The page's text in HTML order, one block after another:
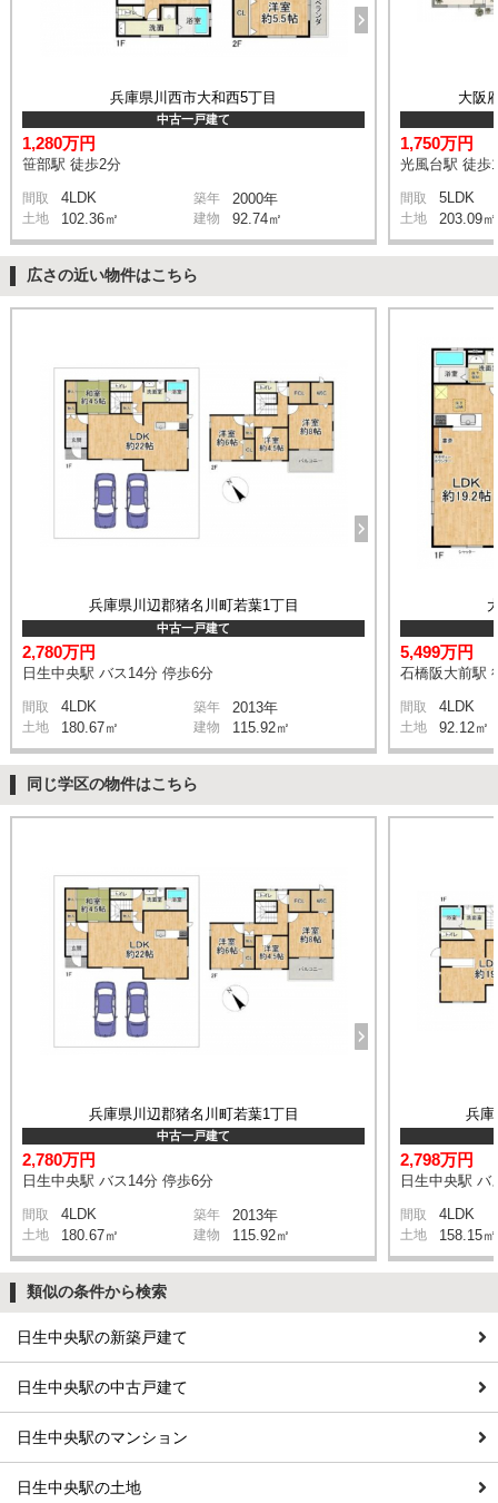
兵庫県川西市大和西5丁目
中古一戸建て
1,280万円
笹部駅 徒歩2分
間取 4LDK 築年 2000年
土地 102.36㎡ 建物 92.74㎡
大阪
1,750万円
光風台駅 徒歩
間取 5LDK
土地 203.09㎡
広さの近い物件はこちら
兵庫県川辺郡猪名川町若葉1丁目
中古一戸建て
2,780万円
日生中央駅 バス14分 停歩6分
間取 4LDK 築年 2013年
土地 180.67㎡ 建物 115.92㎡
5,499万円
石橋阪大前駅
間取 4LDK
土地 92.12㎡
同じ学区の物件はこちら
兵庫県川辺郡猪名川町若葉1丁目
中古一戸建て
2,780万円
日生中央駅 バス14分 停歩6分
間取 4LDK 築年 2013年
土地 180.67㎡ 建物 115.92㎡
兵庫
2,798万円
日生中央駅 バ
間取 4LDK
土地 158.15㎡
類似の条件から検索
日生中央駅の新築戸建て
日生中央駅の中古戸建て
日生中央駅のマンション
日生中央駅の土地